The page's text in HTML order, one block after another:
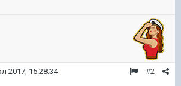
#2
2017, 15:28:34